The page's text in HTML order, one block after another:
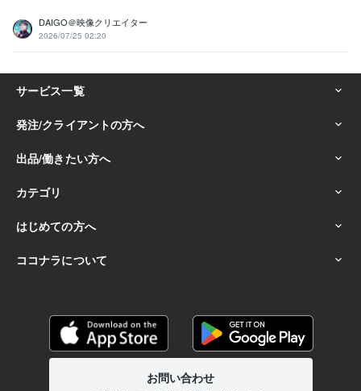
DAIGO＠映像クリエイター
2026/07/25 02:20